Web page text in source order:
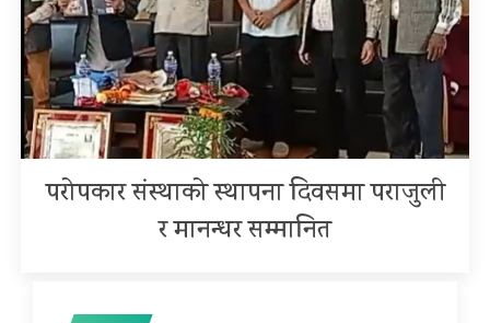
परोपकार संस्थाको स्थापना दिवसमा पराजुली
र मानन्धर सम्मानित